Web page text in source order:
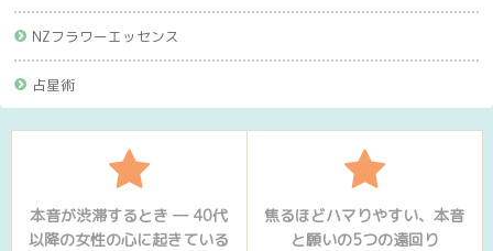
NZフラワーエッセンス
占星術
本音が渋滞するとき ― 40代
以降の女性の心に起きている
焦るほどハマりやすい、本音
と願いの5つの遠回り